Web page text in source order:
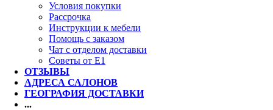
Условия покупки
Рассрочка
Инструкции к мебели
Помощь с заказом
Чат с отделом доставки
Советы от Е1
ОТЗЫВЫ
АДРЕСА САЛОНОВ
ГЕОГРАФИЯ ДОСТАВКИ
...